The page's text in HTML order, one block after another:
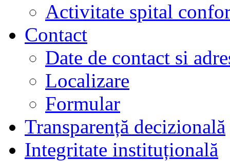
Activitate spital
Contact
Date de contact si
Localizare
Formular
Transparență decizională
Integritate instituțională